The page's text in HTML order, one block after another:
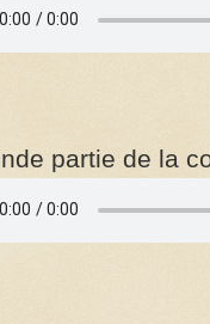
partie de la